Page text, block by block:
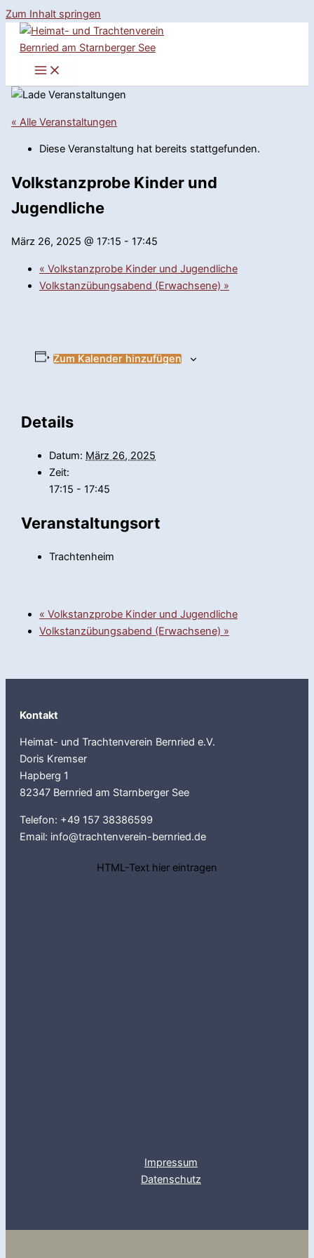
Zum Inhalt springen
« Alle Veranstaltungen
Diese Veranstaltung hat bereits stattgefunden.
Volkstanzprobe Kinder und
Jugendliche
März 26, 2025 @ 17:15 - 17:45
« Volkstanzprobe Kinder und Jugendliche
Volkstanzübungsabend (Erwachsene) »
Zum Kalender hinzufügen
Details
Datum: März 26, 2025
Zeit:
17:15 - 17:45
Veranstaltungsort
Trachtenheim
« Volkstanzprobe Kinder und Jugendliche
Volkstanzübungsabend (Erwachsene) »
Kontakt
Heimat- und Trachtenverein Bernried e.V.
Doris Kremser
Hapberg 1
82347 Bernried am Starnberger See
Telefon: +49 157 38386599
Email: info@trachtenverein-bernried.de
HTML-Text hier eintragen
Impressum
Datenschutz